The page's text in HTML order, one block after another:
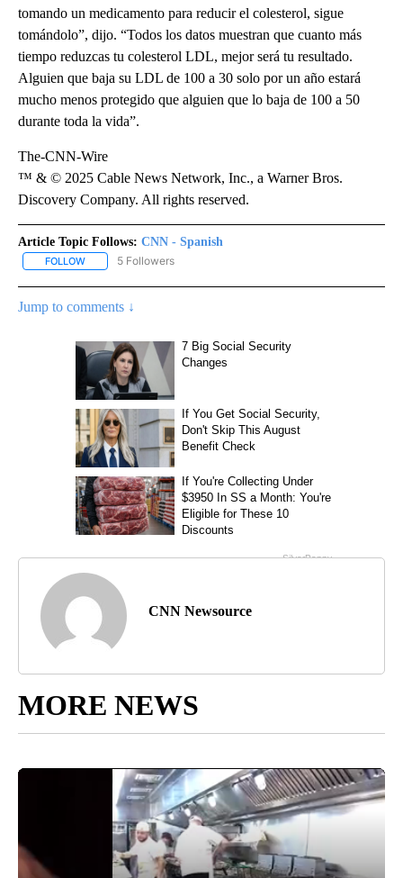
tomando un medicamento para reducir el colesterol, sigue
tomándolo”, dijo. “Todos los datos muestran que cuanto más
tiempo reduzcas tu colesterol LDL, mejor será tu resultado.
Alguien que baja su LDL de 100 a 30 solo por un año estará
mucho menos protegido que alguien que lo baja de 100 a 50
durante toda la vida”.
The-CNN-Wire
™ & © 2025 Cable News Network, Inc., a Warner Bros.
Discovery Company. All rights reserved.
Article Topic Follows: CNN - Spanish
FOLLOW FOLLOW "CNN - SPANISH" TO RECEIVE NOTIFICATIONS ABOUT
5 Followers
Jump to comments ↓
CNN Newsource
MORE NEWS